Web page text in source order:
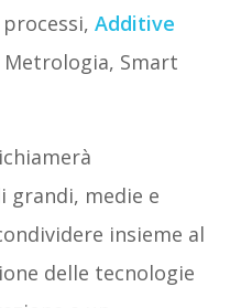
Additive
Smart
grandi, medie e
insieme al
delle tecnologie